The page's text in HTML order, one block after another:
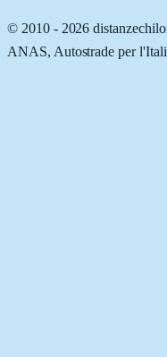
© 2010 - 2026
ANAS, Autostrade per